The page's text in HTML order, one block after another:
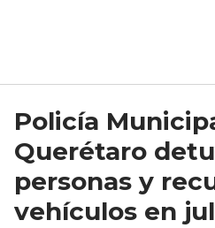
Policía
Querétaro
personas y
vehículos en